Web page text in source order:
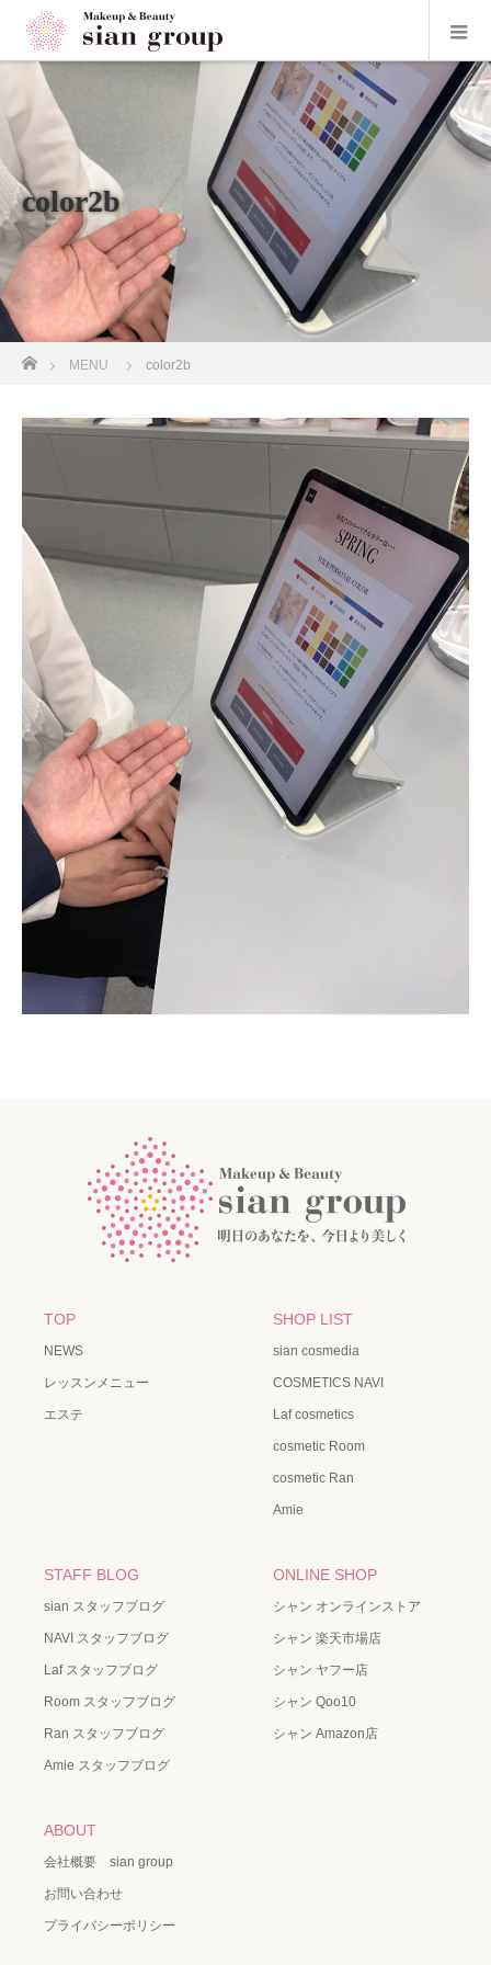
color2b
ホーム
MENU color2b
TOP
NEWS
レッスンメニュー
エステ
SHOP LIST
sian cosmedia
COSMETICS NAVI
Laf cosmetics
cosmetic Room
cosmetic Ran
Amie
STAFF BLOG
sian スタッフブログ
NAVI スタッフブログ
Laf スタッフブログ
Room スタッフブログ
Ran スタッフブログ
Amie スタッフブログ
ONLINE SHOP
シャン オンラインストア
シャン 楽天市場店
シャン ヤフー店
シャン Qoo10
シャン Amazon店
ABOUT
会社概要 sian group
お問い合わせ
プライバシーポリシー